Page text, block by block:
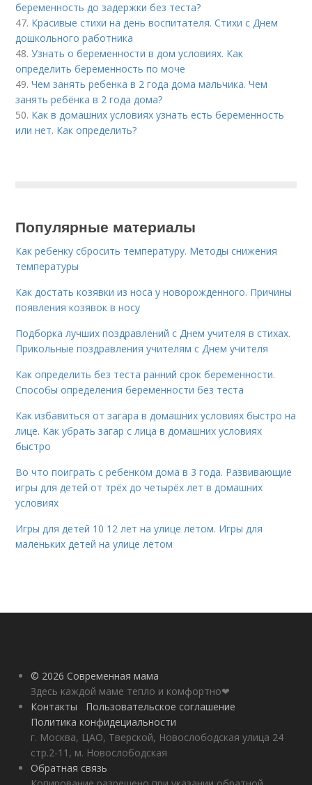
беременность до задержки без теста?
47. Красивые стихи на день воспитателя. Стихи с Днем
дошкольного работника
48.Узнать о беременности в дом условиях. Как
определить беременность по моче
49.Чем занять ребенка в 2 года дома мальчика. Чем
занять ребёнка в 2 года дома?
50. Как в домашних условиях узнать есть беременность
или нет. Как определить?
Популярные материалы
Как ребенку сбросить температуру. Методы снижения
температуры
Как достать козявки из носа у новорожденного. Причины
появления козявок в носу
Подборка лучших поздравлений с Днем учителя в стихах.
Прикольные поздравления учителям с Днем учителя
Как определить без теста ранний срок беременности.
Способы определения беременности без теста
Как избавиться от загара в домашних условиях быстро на
лице. Как убрать загар с лица в домашних условиях
быстро
Во что поиграть с ребенком дома в 3 года. Развивающие
игры для детей от трёх до четырёх лет в домашних
условиях
Игры для детей 10 12 лет на улице летом. Игры для
маленьких детей на улице летом
© 2026 Современная мама
Здесь каждой маме тепло и комфортно❤
Контакты
Пользовательское соглашение
Политика конфидециальности
г. Москва, ЦАО, Тверской, Новослободская улица 24
стр.2-11, м. Новослободская
Обратная связь